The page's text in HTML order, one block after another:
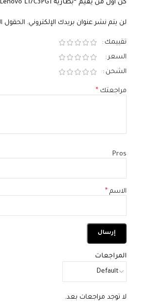
المراجعات
لا توجد مراجعات بعد.
كن أول من يقيم “بطارية Lenovo L17C3PG1 أصلية – متوافقة مع Legion Y530 وY540 وY7000 – سعة 52.5 واط/ساعة”
لن يتم نشر عنوان بريدك الإلكتروني. الحقول
تقييمك
السعر
الشحن
مراجعتك *
Pros
الاسم *